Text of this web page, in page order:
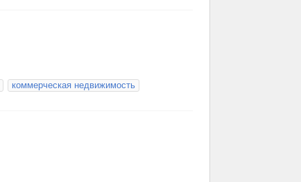
коммерческая недвижимость